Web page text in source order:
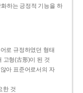
하는 긍정적 기능을 하
로 규정하였던 형태
고형(古形)이 된 것
아 표준어로서의 자
한 것